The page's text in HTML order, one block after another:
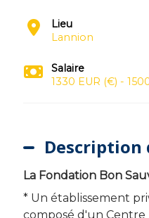
Lieu
Lannion
Salaire
1330 EUR (€) -
Description
La Fondation Bon
* Un établissement
composé d'un Centre